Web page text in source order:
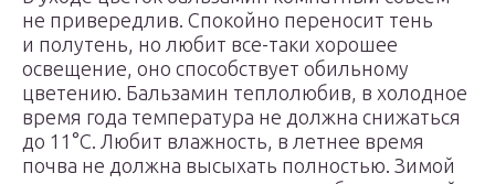
не привередлив. Спокойно переносит тень
и полутень, но любит все-таки хорошее
освещение, оно способствует обильному
цветению. Бальзамин теплолюбив, в холодное
время года температура не должна снижаться
до 11°С. Любит влажность, в летнее время
почва не должна высыхать полностью. Зимой